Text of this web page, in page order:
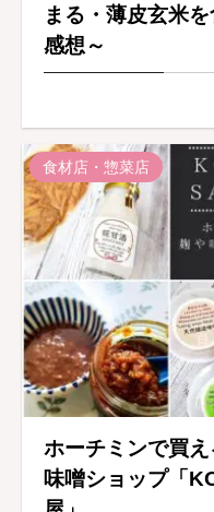
まる・薄皮玄米
感想～
食材店・惣菜店
ホーチミンで買え
味噌ショップ「